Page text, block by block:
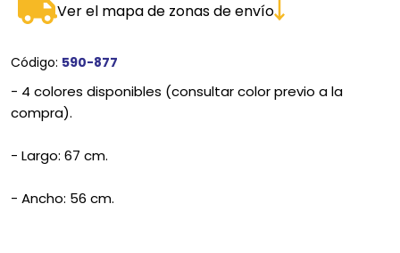
Ver el mapa de zonas de envío
Código: 590-877
- 4 colores disponibles (consultar color previo a la
compra).
- Largo: 67 cm.
- Ancho: 56 cm.